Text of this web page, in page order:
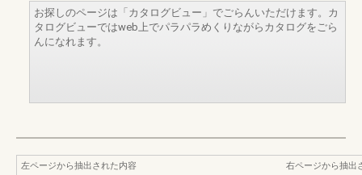
お探しのページは「カタログビュー」でごらんいただけます。カ
タログビューではweb上でパラパラめくりながらカタログをごら
んになれます。
左ページから抽出された内容
右ページから抽出